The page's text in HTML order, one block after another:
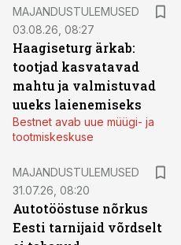
MAJANDUSTULEMUSED
03.08.26, 08:27
Haagiseturg ärkab:
tootjad kasvatavad
mahtu ja valmistuvad
uueks laienemiseks
Bestnet avab uue müügi- ja
tootmiskeskuse
MAJANDUSTULEMUSED
31.07.26, 08:20
Autotööstuse nõrkus
Eesti tarnijaid võrdselt